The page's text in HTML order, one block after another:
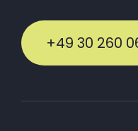
+49 30 260